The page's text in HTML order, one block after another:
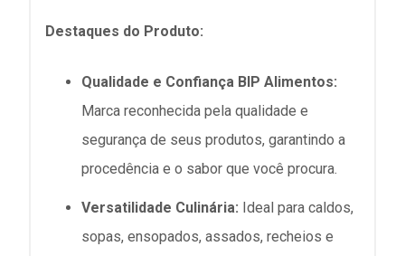
Destaques do Produto:
Qualidade e Confiança BIP Alimentos:
Marca reconhecida pela qualidade e
segurança de seus produtos, garantindo a
procedência e o sabor que você procura.
Versatilidade Culinária: Ideal para caldos,
sopas, ensopados, assados, recheios e